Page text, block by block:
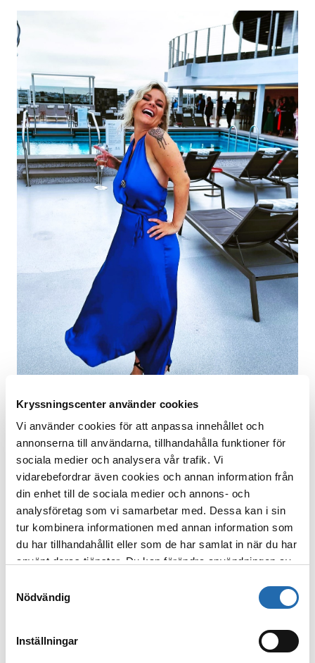
Kryssningscenter använder cookies
Vi använder cookies för att anpassa innehållet och
annonserna till användarna, tillhandahålla funktioner för
sociala medier och analysera vår trafik. Vi
vidarebefordrar även cookies och annan information från
din enhet till de sociala medier och annons- och
analysföretag som vi samarbetar med. Dessa kan i sin
tur kombinera informationen med annan information som
du har tillhandahållit eller som de har samlat in när du har
använt deras tjänster. Du kan förändra användningen av
frånInformation om kakor (cookies)
-länken i nedre
Nödvändig
Inställningar
Temafester
De stora rederierna anordnar ofta temafester på
speciella kvällar ombord. Det kan vara en
Sunshine Party med MSC, en Glow Party med NCL
eller en White Party med Celebrity Cruises. Det
rederier, som många gäster väljer att fira genom
att bära vita kläder. Det kan också vara olika
Det är inte obligatoriskt att klä ut sig, och ALLA är